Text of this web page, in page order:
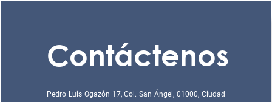
Contáctenos
Pedro Luis Ogazón 17, Col. San Ángel, 01000, Ciudad